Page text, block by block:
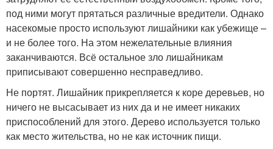
под ними могут прятаться различные вредители. Однако
насекомые просто используют лишайники как убежище –
и не более того. На этом нежелательные влияния
заканчиваются. Всё остальное зло лишайникам
приписывают совершенно несправедливо.
Не портят. Лишайник прикрепляется к коре деревьев, но
ничего не высасывает из них да и не имеет никаких
приспособлений для этого. Дерево используется только
как место жительства, но не как источник пищи.